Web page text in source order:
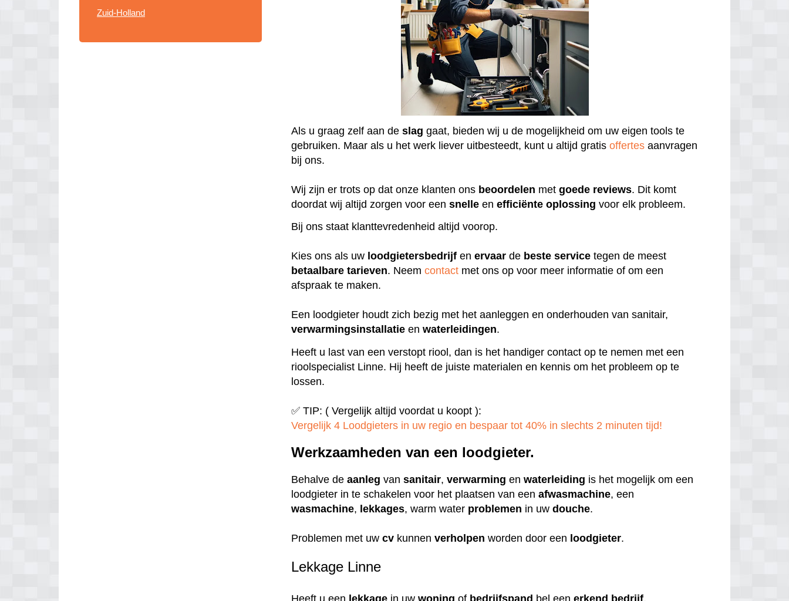
Zuid-Holland
Als u graag zelf aan deslag gaat, bieden wij u de mogelijkheid om uw eigen tools te
gebruiken. Maar als u het werk liever uitbesteedt, kunt u altijd gratisoffertes aanvragen
bij ons.
Wij zijn er trots op dat onze klanten ons beoordelen metgoede reviews. Dit komt
doordat wij altijd zorgen voor eensnelle enefficiënte oplossing voor elk probleem.
Bij ons staat klanttevredenheid altijd voorop.
Kies ons als uw loodgietersbedrijf enervaar de beste service tegen de meest
betaalbare tarieven. Neemcontact met ons op voor meer informatie of om een
afspraak te maken.
Een loodgieter houdt zich bezig met het aanleggen en onderhouden van sanitair,
verwarmingsinstallatie enwaterleidingen.
Heeft u last van een verstopt riool, dan is het handiger contact op te nemen met een
rioolspecialist Linne. Hij heeft de juiste materialen en kennis om het probleem op te
lossen.
✅ TIP: ( Vergelijk altijd voordat u koopt ):
Vergelijk 4 Loodgieters in uw regio en bespaar tot 40% in slechts 2 minuten tijd!
Werkzaamheden van een loodgieter.
Behalve deaanleg vansanitair,verwarming enwaterleiding is het mogelijk om een
loodgieter in te schakelen voor het plaatsen van eenafwasmachine, een
wasmachine, lekkages, warm water problemen in uwdouche.
Problemen met uwcv kunnenverholpen worden door een loodgieter.
Lekkage Linne